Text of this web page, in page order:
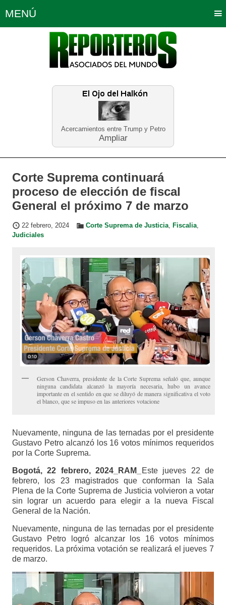
Acercamientos entre Trump y Petro
Ampliar
MENÚ
Política Opinión Bogotá
Planeta Tierra Deportes
Educación Neira
Corte Suprema continuará
proceso de elección de fiscal
General el próximo 7 de marzo
22 febrero, 2024 Corte Suprema de Justicia, Fiscalia,
Judiciales
Gerson Chaverra, presidente de la Corte Suprema señaló que, aunque
ninguna candidata alcanzó la mayoría necesaria, hubo un avance
importante en el sentido en que se diluyó de manera significativa el voto
el blanco, que se impuso en las anteriores votacione
Nuevamente, ninguna de las ternadas por el presidente
Gustavo Petro alcanzó los 16 votos mínimos requeridos
por la Corte Suprema.
Bogotá, 22 febrero, 2024_RAM_
Este jueves 22 de
febrero, los 23 magistrados que conforman la Sala
Plena de la Corte Suprema de Justicia volvieron a votar
sin lograr un acuerdo para elegir a la nueva Fiscal
General de la Nación.
Nuevamente, ninguna de las ternadas por el presidente
Gustavo Petro logró alcanzar los 16 votos mínimos
requeridos. La próxima votación se realizará el jueves 7
de marzo.
Reproductor
vídeo